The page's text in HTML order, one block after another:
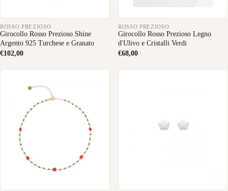
ROSSO PREZIOSO
Girocollo Rosso Prezioso Shine
Argento 925 Turchese e Granato
€102,00
ROSSO PREZIOSO
Girocollo Rosso Prezioso Legno
d'Ulivo e Cristalli Verdi
€68,00